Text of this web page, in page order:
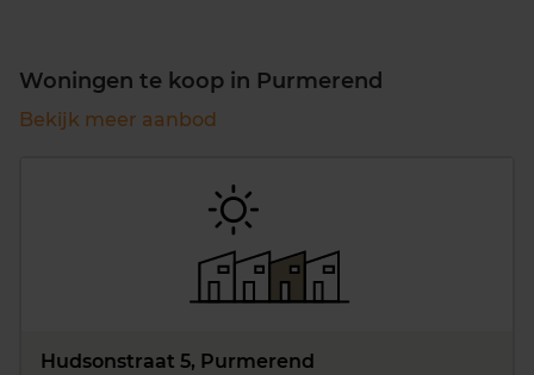
Woningen te koop in Purmerend
Bekijk meer aanbod
Hudsonstraat 5, Purmerend